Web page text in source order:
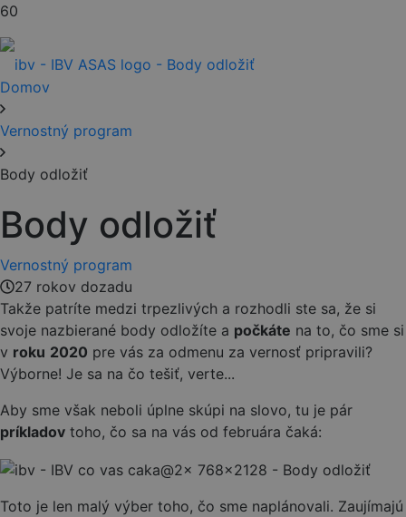
Domov
Vernostný program
Body odložiť
Body odložiť
Vernostný program
27 rokov dozadu
Takže patríte medzi trpezlivých a rozhodli ste sa, že si
svoje nazbierané body odložíte a počkáte na to, čo sme si
v roku 2020 pre vás za odmenu za vernosť pripravili?
Výborne! Je sa na čo tešiť, verte...
Aby sme však neboli úplne skúpi na slovo, tu je pár
príkladov toho, čo sa na vás od februára čaká:
Toto je len malý výber toho, čo sme naplánovali. Zaujímajú